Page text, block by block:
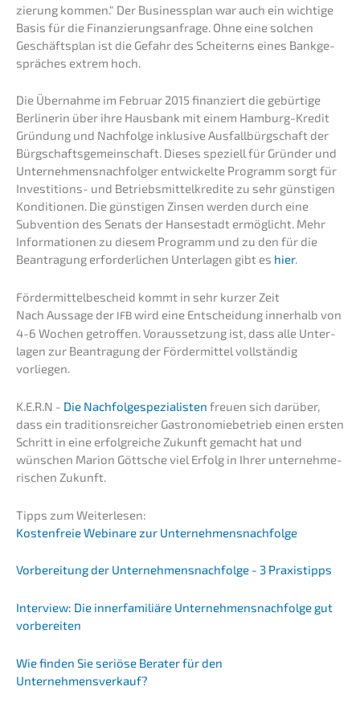
zie­rung kommen.“ Der Business­plan war auch ein wichti­ge
Basis für die Finan­zie­rungs­an­fra­ge. Ohne eine solchen
Geschäfts­plan ist die Gefahr des Schei­terns eines Bankge­
sprä­ches extrem hoch.
Die Übernah­me im Febru­ar 2015 finan­ziert die gebür­ti­ge
Berli­ne­rin über ihre Hausbank mit einem Hamburg-Kredit
Gründung und Nachfol­ge inklu­si­ve Ausfall­bürg­schaft der
Bürgschafts­ge­mein­schaft. Dieses spezi­ell für Gründer und
Unter­neh­mens­nach­fol­ger entwi­ckel­te Programm sorgt für
Inves­ti­ti­ons- und Betriebs­mit­tel­kre­di­te zu sehr günsti­gen
Kondi­tio­nen. Die günsti­gen Zinsen werden durch eine
Subven­ti­on des Senats der Hanse­stadt ermög­licht. Mehr
Infor­ma­tio­nen zu diesem Programm und zu den für die
Beantra­gung erfor­der­li­chen Unter­la­gen gibt es hier.
Förder­mit­tel­be­scheid kommt in sehr kurzer Zeit
Nach Aussa­ge der IFBwird eine Entschei­dung inner­halb von
4-6 Wochen getrof­fen. Voraus­set­zung ist, dass alle Unter­
la­gen zur Beantra­gung der Förder­mit­tel vollstän­dig
vorliegen.
K.E.R.N - Die Nachfolge­spezialisten freuen sich darüber,
dass ein tradi­ti­ons­rei­cher Gastro­no­mie­be­trieb einen ersten
Schritt in eine erfolg­rei­che Zukunft gemacht hat und
wünschen Marion Göttsche viel Erfolg in Ihrer unter­neh­me­
ri­schen Zukunft.
Tipps zum Weiterlesen:
Kosten­freie Webina­re zur Unternehmensnachfolge
Vorbe­rei­tung der Unternehmens­nachfolge - 3 Praxistipps
Inter­view: Die inner­fa­mi­liä­re Unternehmens­nachfolge gut
vorbereiten
Wie finden Sie seriö­se Berater für den
Unternehmensverkauf?